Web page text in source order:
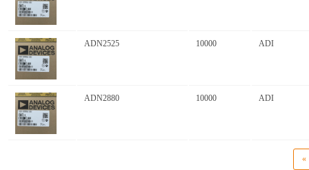
ADN2525 10000 ADI
ADN2880 10000 ADI
«